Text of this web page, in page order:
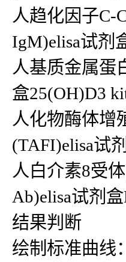
人趋化因子C-
IgM)elisa试剂
人基质金属蛋
盒25(OH)D3
人化物酶体增
(TAFI)elisa试
人白介素8受
Ab)elisa试剂
结果判断
绘制标准曲线